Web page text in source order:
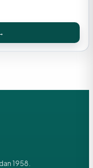
1958.